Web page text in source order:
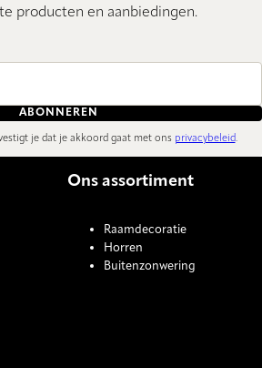
producten en aanbiedingen.
ABONNEREN
je dat je akkoord gaat met ons privacybeleid.
Ons assortiment
Raamdecoratie
Horren
Buitenzonwering